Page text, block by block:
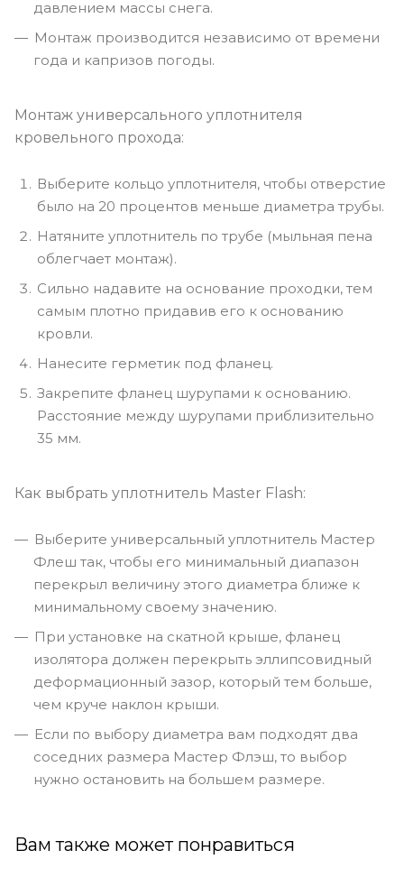
давлением массы снега.
Монтаж производится независимо от времени
года и капризов погоды.
Монтаж универсального уплотнителя
кровельного прохода:
Выберите кольцо уплотнителя, чтобы отверстие
было на 20 процентов меньше диаметра трубы.
Натяните уплотнитель по трубе (мыльная пена
облегчает монтаж).
Сильно надавите на основание проходки, тем
самым плотно придавив его к основанию
кровли.
Нанесите герметик под фланец.
Закрепите фланец шурупами к основанию.
Расстояние между шурупами приблизительно
35 мм.
Как выбрать уплотнитель Master Flash:
Выберите универсальный уплотнитель Мастер
Флеш так, чтобы его минимальный диапазон
перекрыл величину этого диаметра ближе к
минимальному своему значению.
При установке на скатной крыше, фланец
изолятора должен перекрыть эллипсовидный
деформационный зазор, который тем больше,
чем круче наклон крыши.
Если по выбору диаметра вам подходят два
соседних размера Мастер Флэш, то выбор
нужно остановить на большем размере.
Вам также может понравиться